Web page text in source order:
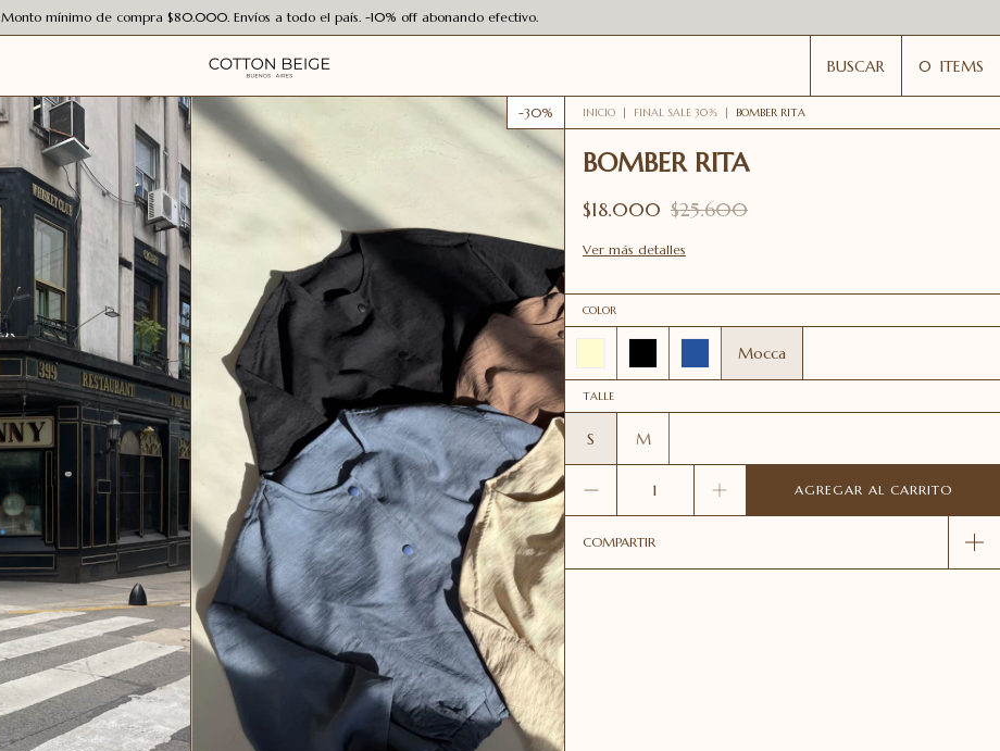
Monto mínimo de compra $80.000. Envíos a todo el país. -10% off abonando efectivo.
BUSCAR 0 ITEMS
-30% INICIO | FINAL SALE 30% | BOMBER RITA
BOMBER RITA
$18.000 $25.600
Ver más detalles
COLOR
Mocca
TALLE
S M
COMPARTIR